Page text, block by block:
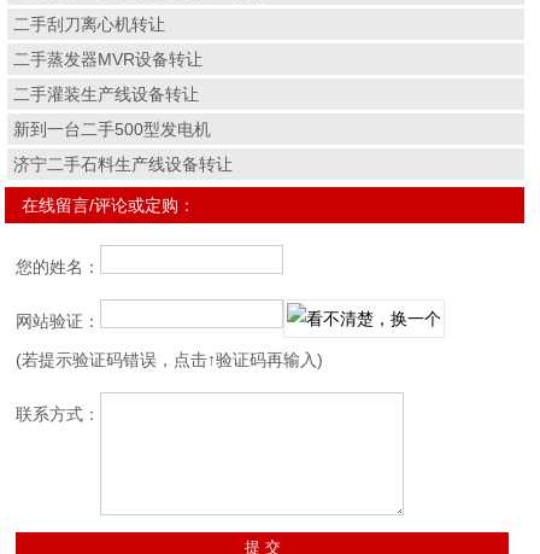
二手刮刀离心机转让
二手蒸发器MVR设备转让
二手灌装生产线设备转让
新到一台二手500型发电机
济宁二手石料生产线设备转让
在线留言/评论或定购：
您的姓名：
网站验证：
(若提示验证码错误，点击↑验证码再输入)
联系方式：